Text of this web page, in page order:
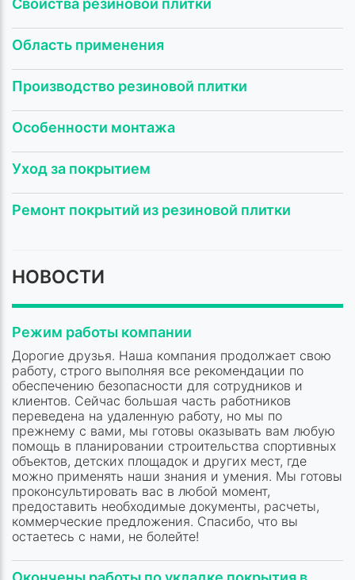
Свойства резиновой плитки
Область применения
Производство резиновой плитки
Особенности монтажа
Уход за покрытием
Ремонт покрытий из резиновой плитки
НОВОСТИ
Режим работы компании
Дорогие друзья. Наша компания продолжает свою
работу, строго выполняя все рекомендации по
обеспечению безопасности для сотрудников и
клиентов. Сейчас большая часть работников
переведена на удаленную работу, но мы по
прежнему с вами, мы готовы оказывать вам любую
помощь в планировании строительства спортивных
объектов, детских площадок и других мест, где
можно применять наши знания и умения. Мы готовы
проконсультировать вас в любой момент,
предоставить необходимые документы, расчеты,
коммерческие предложения. Спасибо, что вы
остаетесь с нами, не болейте!